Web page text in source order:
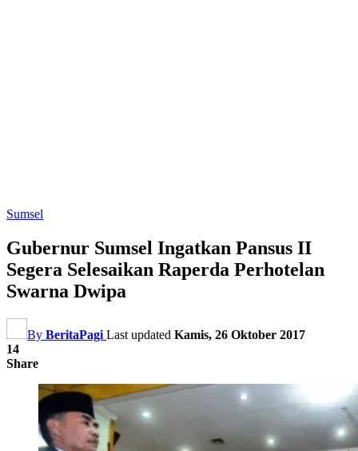
Sumsel
Gubernur Sumsel Ingatkan Pansus II
Segera Selesaikan Raperda Perhotelan
Swarna Dwipa
By BeritaPagi Last updated Kamis, 26 Oktober 2017
14
Share